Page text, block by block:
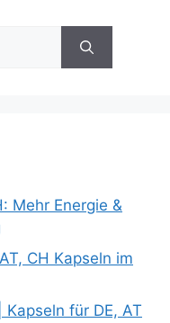
Mehr Energie &
CH Kapseln im
für DE, AT